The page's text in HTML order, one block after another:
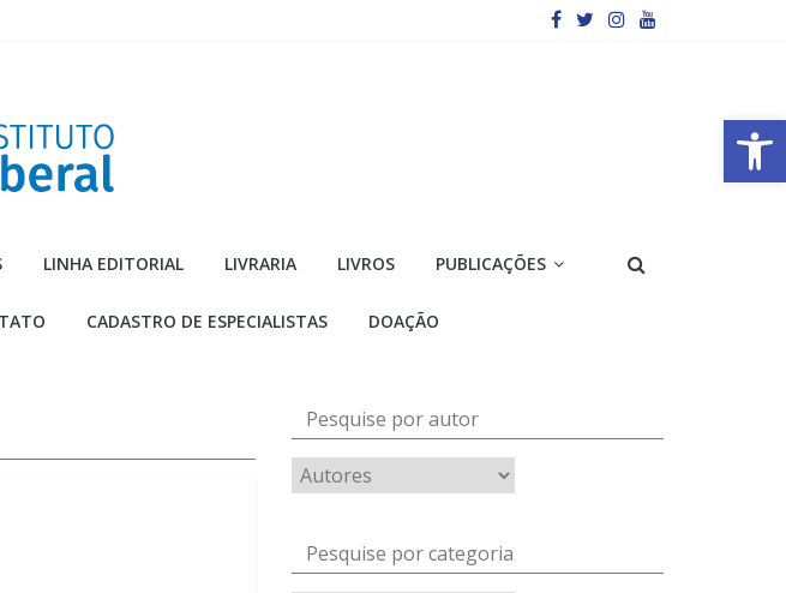
Barra de Ferramentas Aberta
LINHA EDITORIAL LIVRARIA LIVROS PUBLICAÇÕES
CADASTRO DE ESPECIALISTAS DOAÇÃO
Pesquise por autor
Pesquise por categoria